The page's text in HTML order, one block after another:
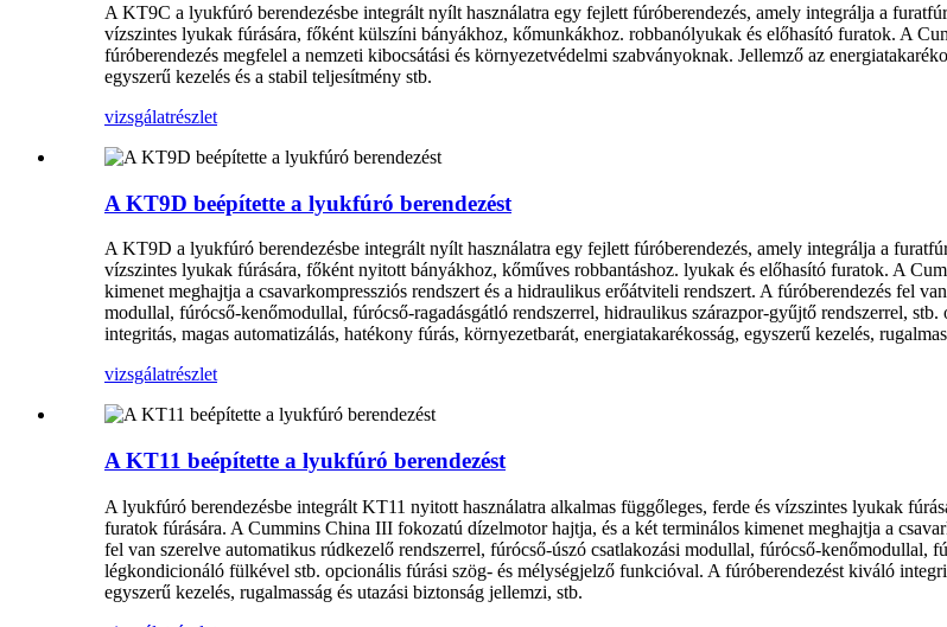
A KT9C a lyukfúró berendezésbe integrált nyílt használatra egy fejlett fúróberendezés, amely integrálja a
vízszintes lyukak fúrására, főként külszíni bányákhoz, kőmunkákhoz. robbanólyukak és előhasító furatok. A
fúróberendezés megfelel a nemzeti kibocsátási és környezetvédelmi szabványoknak. Jellemző az
egyszerű kezelés és a stabil teljesítmény stb.
vizsgálatrészlet
A KT9D beépítette a lyukfúró berendezést
A KT9D a lyukfúró berendezésbe integrált nyílt használatra egy fejlett fúróberendezés, amely integrálja a
vízszintes lyukak fúrására, főként nyitott bányákhoz, kőműves robbantáshoz. lyukak és előhasító furatok. A
kimenet meghajtja a csavarkompressziós rendszert és a hidraulikus erőátviteli rendszert. A fúróberendezés fel
modullal, fúrócső-kenőmodullal, fúrócső-ragadásgátló rendszerrel, hidraulikus szárazpor-gyűjtő rendszerrel,
integritás, magas automatizálás, hatékony fúrás, környezetbarát, energiatakarékosság, egyszerű kezelés,
vizsgálatrészlet
A KT11 beépítette a lyukfúró berendezést
A lyukfúró berendezésbe integrált KT11 nyitott használatra alkalmas függőleges, ferde és vízszintes lyukak
furatok fúrására. A Cummins China III fokozatú dízelmotor hajtja, és a két terminálos kimenet meghajtja a
fel van szerelve automatikus rúdkezelő rendszerrel, fúrócső-úszó csatlakozási modullal, fúrócső-kenőmodullal,
légkondicionáló fülkével stb. opcionális fúrási szög- és mélységjelző funkcióval. A fúróberendezést kiváló
egyszerű kezelés, rugalmasság és utazási biztonság jellemzi, stb.